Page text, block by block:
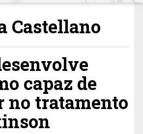
Castellano
capaz de
tratamento